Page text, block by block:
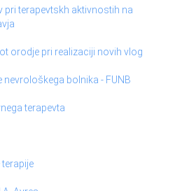
pri terapevtskh aktivnostih na
orodje pri realizaciji novih vlog
bolnika - FUNB
terapevta